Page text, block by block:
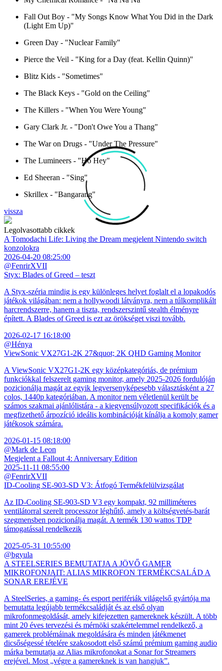
Fall Out Boy - "My Songs Know What You Did in the Dark
(Light Em Up)"
Green Day - "Nuclear Family"
Pierce the Veil - "King for a Day (feat. Kellin Quinn)"
Blitz Kids - "Sometimes"
The Black Keys - "Gold on the Ceiling"
The Killers - "When You Were Young"
Gary Clark Jr. - "Don't Owe You a Thang"
The War on Drugs - "Under The Pressure"
The Lumineers - "Ho Hey"
Ed Sheeran - "Sing"
Skrillex - "Bangarang"
vissza
Legolvasottabb cikkek
A Tomodachi Life: Living the Dream megjelent Nintendo switch
konzolokra
2026-04-20 08:25:00
@FenrirXVII
Styx: Blades of Greed – teszt
A Styx-széria mindig is egy különleges helyet foglalt el a lopakodós
játékok világában: nem a hollywoodi látványra, nem a túlkomplikált
harcrendszerre, hanem a tiszta, rendszerszintű stealth élményre
épített. A Blades of Greed is ezt az örökséget viszi tovább.
2026-02-17 16:18:00
@Hénya
ViewSonic VX27G1-2K 27&quot; 2K QHD Gaming Monitor
A ViewSonic VX27G1-2K egy középkategóriás, de prémium
funkciókkal felszerelt gaming monitor, amely 2025-2026 fordulóján
pozicionálja magát az egyik legversenyképesebb választásként a 27
colos, 1440p kategóriában. A monitor nem véletlenül került be
számos szakmai ajánlólistára - a kiegyensúlyozott specifikációk és a
megfizethető árpozíció ideális kombinációját kínálja a komoly gamer
játékosok számára.
2026-01-15 08:18:00
@Mark de Leon
Megjelent a Fallout 4: Anniversary Edition
2025-11-11 08:55:00
@FenrirXVII
ID-Cooling SE-903-SD V3: Átfogó Termékfelülvizsgálat
Az ID-Cooling SE-903-SD V3 egy kompakt, 92 milliméteres
ventilátorral szerelt processzor léghűtő, amely a költségvetés-barát
szegmensben pozicionálja magát. A termék 130 wattos TDP
támogatással rendelkezik
2025-05-31 10:55:00
@bgyula
A STEELSERIES BEMUTATJA A JÖVŐ GAMER
MIKROFONJAIT: ALIAS MIKROFON TERMÉKCSALÁD A
SONAR EREJÉVE
A SteelSeries, a gaming- és esport perifériák világelső gyártója ma
bemutatta legújabb termékcsaládját és az első olyan
mikrofonmegoldását, amely kifejezetten gamereknek készült. A több
mint 20 éves tervezési és mérnöki szakértelemmel rendelkező, a
gamerek problémáinak megoldására és minden játékmenet
dicsőségessé tételére szakosodott első számú prémium gaming audio
márka bemutatja az Alias mikrofonokat a Sonar for Streamers
erejével. Most „végre a gamereknek is van hangjuk”.